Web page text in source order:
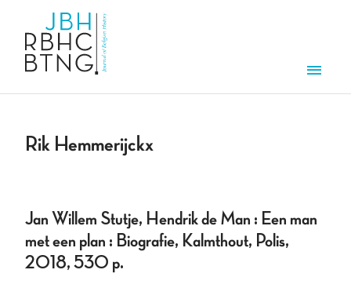
Rik Hemmerijckx
Jan Willem Stutje, Hendrik de Man : Een man
met een plan : Biografie, Kalmthout, Polis,
2018, 530 p.